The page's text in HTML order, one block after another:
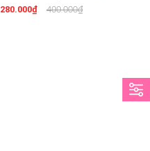
280.000₫
400.000₫